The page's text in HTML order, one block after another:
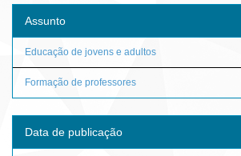
Assunto
Educação de jovens e adultos
Formação de professores
Data de publicação